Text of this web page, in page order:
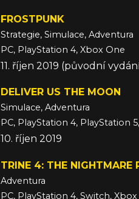
FROSTPUNK
Strategie, Simulace, Adventura
PC, PlayStation 4, Xbox One
11. říjen 2019 (původní
DELIVER US THE MOON
Simulace, Adventura
10. říjen 2019
TRINE 4: THE NIGHTMARE
Adventura
PC, PlayStation 4, Switch,